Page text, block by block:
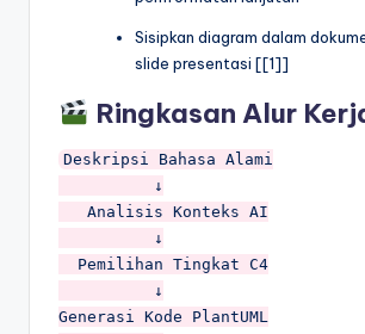
Sisipkan diagram dalam
slide presentasi [[1]]
Ringkasan Alur
Deskripsi Bahasa Alami
          ↓
   Analisis Konteks AI
          ↓
  Pemilihan Tingkat C4
          ↓
Generasi Kode PlantUML